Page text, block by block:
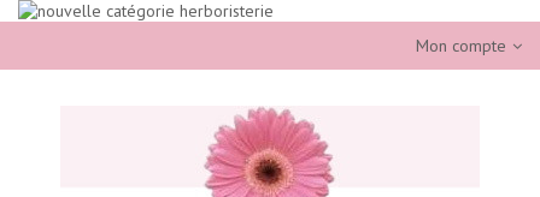
Mon compte